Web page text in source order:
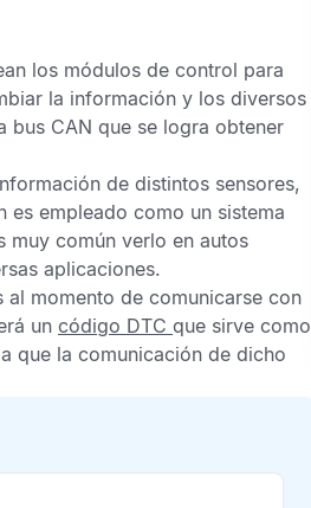
los módulos de control para
la información y los diversos
bus CAN que se logra obtener
de distintos sensores,
es empleado como un sistema
muy común verlo en autos
aplicaciones.
al momento de comunicarse con
un código DTC que sirve como
que la comunicación de dicho